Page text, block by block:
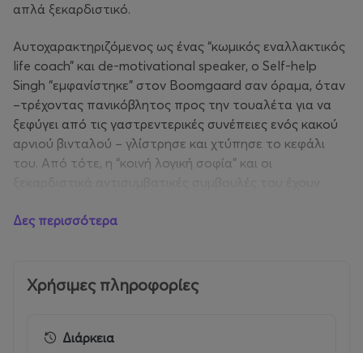
απλά ξεκαρδιστικό.
Αυτοχαρακτηριζόμενος ως ένας “κωμικός εναλλακτικός
life coach” και de-motivational speaker, ο Self-help
Singh “εμφανίστηκε” στον Boomgaard σαν όραμα, όταν
–τρέχοντας πανικόβλητος προς την τουαλέτα για να
ξεφύγει από τις γαστρεντερικές συνέπειες ενός κακού
αρνιού βινταλού – γλίστρησε και χτύπησε το κεφάλι
του. Από τότε, η “κοινή λογική σοφία” και οι
σατιρίζει τη βιομηχανία της αυτοβελτίωσης και τα
motivational σεμινάρια, προσφέροντας άφθονο γέλιο
Δες περισσότερα
Χρήσιμες πληροφορίες
Διάρκεια